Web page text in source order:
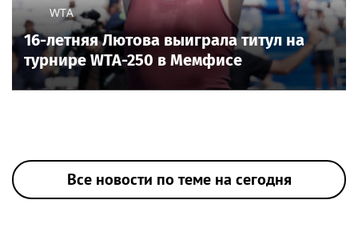
WTA
16-летняя Лютова выиграла титул на
турнире WTA-250 в Мемфисе
Все новости по теме на сегодня